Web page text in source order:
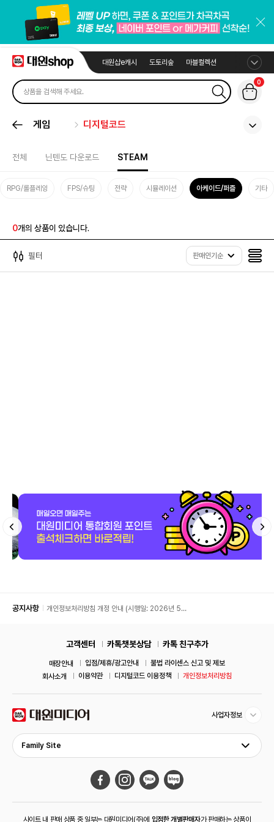
대원샵e캐시 도토리숲 마블컬렉션
0
게임 디지털코드
전체 닌텐도 다운로드 STEAM
RPG/롤플레잉 FPS/슈팅 전략 시뮬레이션 아케이드/퍼즐 기타
0개의 상품이 있습니다.
필터 판매인기순
공지사항
개인정보처리방침 개정 안내 (시행일: 2026년 5월
고객센터 카톡챗봇상담 카톡 친구추가
매장안내 입점/제휴/광고안내
불법 라이센스 신고 및 제보
회사소개
이용약관 디지털코드 이용정책 개인정보처리방침
사업자정보
Family Site
사이트 내 판매 상품 중 일부는 대원미디어(주)에 입점한 개별판매자가 판매하는 상품이